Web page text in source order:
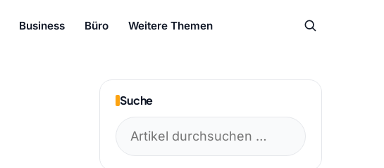
Business Büro Weitere Themen
Suche